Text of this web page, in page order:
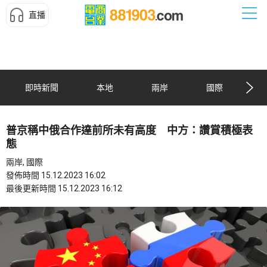
直播
即時新聞 本地 兩岸 國際
普京稱中俄合作達前所未有高度 中方：讚賞積極表
態
兩岸, 國際
發佈時間 15.12.2023 16:02
最後更新時間 15.12.2023 16:12